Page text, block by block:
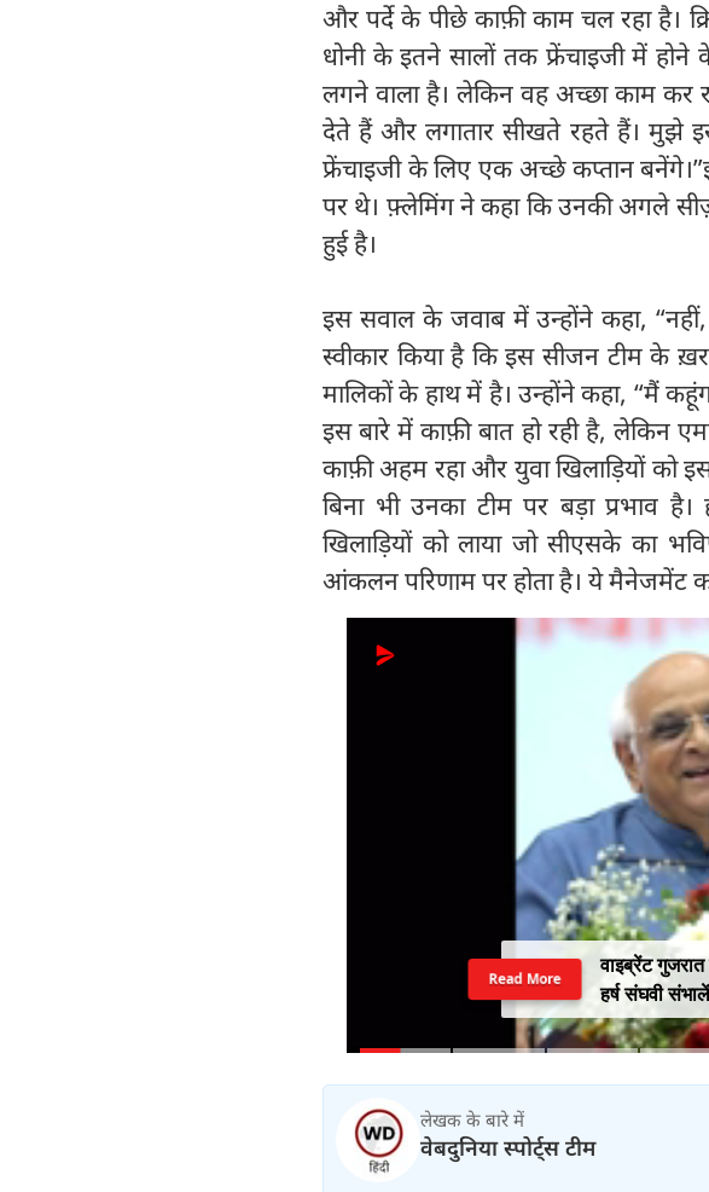
और पर्दे के पीछे काफ़ी काम चल रहा है।
धोनी के इतने सालों तक फ्रेंचाइजी में
लगने वाला है। लेकिन वह अच्छा काम कर
देते हैं और लगातार सीखते रहते हैं। मुझे
फ्रेंचाइजी के लिए एक अच्छे कप्तान
पर थे। फ़्लेमिंग ने कहा कि उनकी अगले
हुई है।
इस सवाल के जवाब में उन्होंने कहा,
स्वीकार किया है कि इस सीजन टीम के
मालिकों के हाथ में है। उन्होंने कहा, “मैं
इस बारे में काफ़ी बात हो रही है, लेकिन
काफ़ी अहम रहा और युवा खिलाड़ियों को
बिना भी उनका टीम पर बड़ा प्रभाव
खिलाड़ियों को लाया जो सीएसके का
आंकलन परिणाम पर होता है। ये मैनेजमेंट का
वाइब्रेंट
हर्ष संघवी
Read More
लेखक के बारे में
वेबदुनिया स्पोर्ट्स टीम